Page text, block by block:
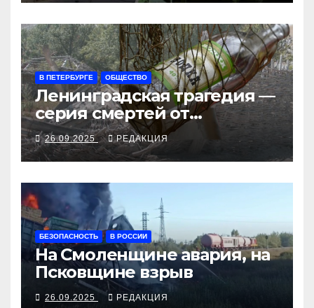
В ПЕТЕРБУРГЕ ОБЩЕСТВО
Ленинградская трагедия —
серия смертей от
алкосуррогата
26.09.2025 РЕДАКЦИЯ
БЕЗОПАСНОСТЬ В РОССИИ
На Смоленщине авария, на
Псковщине взрыв
26.09.2025 РЕДАКЦИЯ